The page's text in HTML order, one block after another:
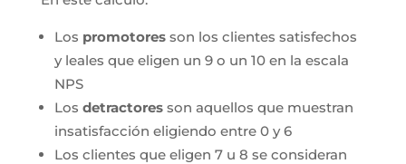
Los promotoresson los clientes satisfechos
y leales que eligen un 9 o un 10 en la escala
NPS
Los detractoresson aquellos que muestran
insatisfacción eligiendo entre 0 y 6
Los clientes que eligen 7 u 8 se consideran